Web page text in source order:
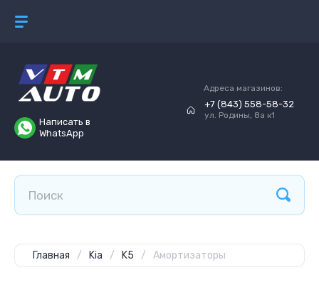
Написать в
WhatsApp
Адреса магазинов:
+7 (843) 558-58-32
ул. Родины, 8а к1
Главная / Kia / K5 / Амортизаторы